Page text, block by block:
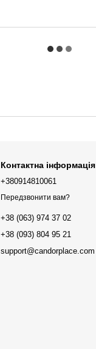
Контактна інформація
+380914810061
Передзвонити вам?
+38 (063) 974 37 02
+38 (093) 804 95 21
support@candorplace.com